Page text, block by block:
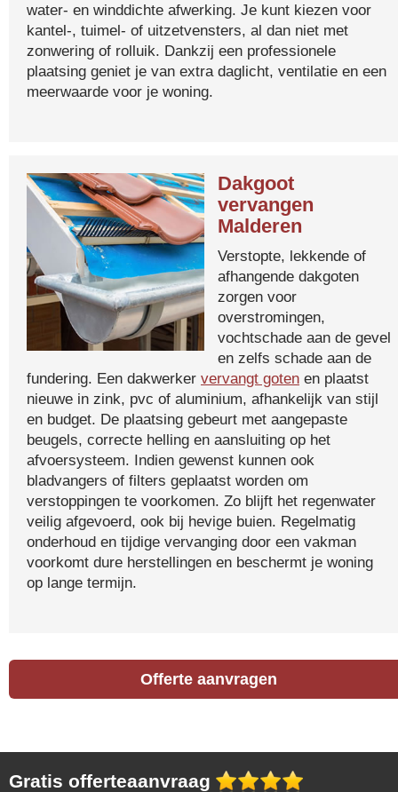
water- en winddichte afwerking. Je kunt kiezen voor
kantel-, tuimel- of uitzetvensters, al dan niet met
zonwering of rolluik. Dankzij een professionele
plaatsing geniet je van extra daglicht, ventilatie en een
meerwaarde voor je woning.
Dakgoot
vervangen
Malderen
Verstopte, lekkende of
afhangende dakgoten
zorgen voor
overstromingen,
vochtschade aan de gevel
en zelfs schade aan de
fundering. Een dakwerker vervangt goten en plaatst
nieuwe in zink, pvc of aluminium, afhankelijk van stijl
en budget. De plaatsing gebeurt met aangepaste
beugels, correcte helling en aansluiting op het
afvoersysteem. Indien gewenst kunnen ook
bladvangers of filters geplaatst worden om
verstoppingen te voorkomen. Zo blijft het regenwater
veilig afgevoerd, ook bij hevige buien. Regelmatig
onderhoud en tijdige vervanging door een vakman
voorkomt dure herstellingen en beschermt je woning
op lange termijn.
Offerte aanvragen
Gratis offerteaanvraag